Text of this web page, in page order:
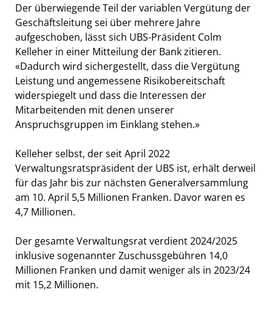
Der überwiegende Teil der variablen Vergütung der
Geschäftsleitung sei über mehrere Jahre
aufgeschoben, lässt sich UBS-Präsident Colm
Kelleher in einer Mitteilung der Bank zitieren.
«Dadurch wird sichergestellt, dass die Vergütung
Leistung und angemessene Risikobereitschaft
widerspiegelt und dass die Interessen der
Mitarbeitenden mit denen unserer
Anspruchsgruppen im Einklang stehen.»
Kelleher selbst, der seit April 2022
Verwaltungsratspräsident der UBS ist, erhält derweil
für das Jahr bis zur nächsten Generalversammlung
am 10. April 5,5 Millionen Franken. Davor waren es
4,7 Millionen.
Der gesamte Verwaltungsrat verdient 2024/2025
inklusive sogenannter Zuschussgebühren 14,0
Millionen Franken und damit weniger als in 2023/24
mit 15,2 Millionen.